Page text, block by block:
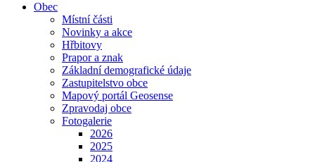
Obec
Místní části
Novinky a akce
Hřbitovy
Prapor a znak
Základní demografické údaje
Zastupitelstvo obce
Mapový portál Geosense
Zpravodaj obce
Fotogalerie
2026
2025
2024